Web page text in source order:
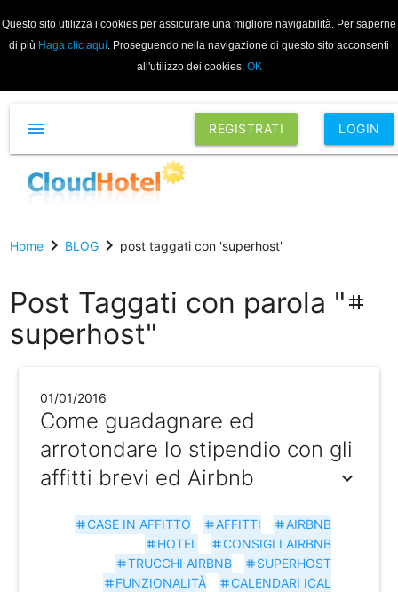
Questo sito utilizza i cookies per assicurare una migliore navigabilità. Per saperne
di più Haga clic aquí. Proseguendo nella navigazione di questo sito acconsenti
all'utilizzo dei cookies. OK
REGISTRATI LOGIN
menu
Homechevron_right BLOGchevron_right post taggati con 'superhost'
Post Taggati con parola " tag
superhost"
01/01/2016
Come guadagnare ed
arrotondare lo stipendio con gli
affitti brevi ed Airbnb
expand_more
tag AIRBNB
tag AFFITTI
tag CASE IN AFFITTO
tag CONSIGLI AIRBNB
tag HOTEL
tag SUPERHOST
tagTRUCCHI AIRBNB
tag CALENDARI ICAL
tag FUNZIONALITÀ